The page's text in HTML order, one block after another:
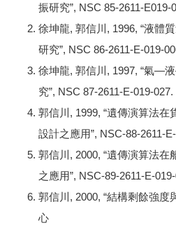
振研究”, NSC 85-2611-E019-
徐坤龍, 郭信川, 1996, “液體
研究”, NSC 86-2611-E-019-
徐坤龍, 郭信川, 1997, “氣—
究”, NSC 87-2611-E-019-027.
郭信川, 1999, “遺傳演算法
設計之應用”, NSC-88-2611-
郭信川, 2000, “遺傳演算法
之應用”, NSC-89-2611-E-
郭信川, 2000, “結構剩餘強度
心